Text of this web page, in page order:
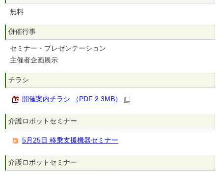
無料
併催行事
セミナー・プレゼンテーション
主催者企画展示
チラシ
開催案内チラシ （PDF 2.3MB）
介護ロボットセミナー
5月25日 移乗支援機器セミナー
介護ロボットセミナー